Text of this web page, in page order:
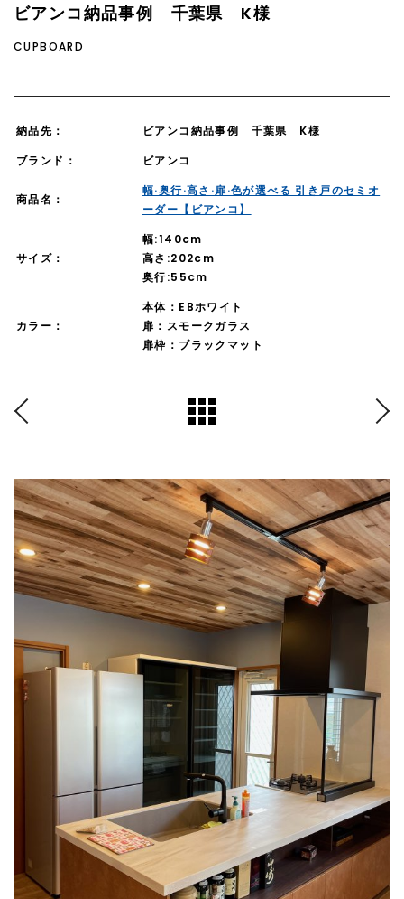
ビアンコ納品事例 千葉県 K様
CUPBOARD
納品先：
ビアンコ納品事例 千葉県 K様
ブランド：
ビアンコ
商品名：
幅·奥行·高さ·扉·色が選べる 引き戸のセミオ
ーダー【ビアンコ】
サイズ：
幅:140cm
高さ:202cm
奥行:55cm
カラー：
本体：EBホワイト
扉：スモークガラス
扉枠：ブラックマット